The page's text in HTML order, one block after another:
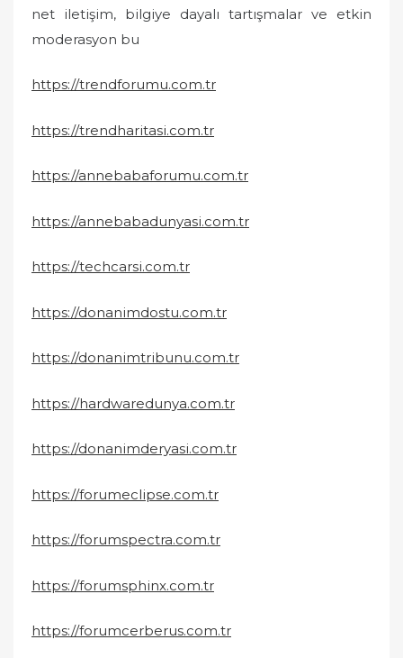
net iletişim, bilgiye dayalı tartışmalar ve etkin
moderasyon bu
https://trendforumu.com.tr
https://trendharitasi.com.tr
https://annebabaforumu.com.tr
https://annebabadunyasi.com.tr
https://techcarsi.com.tr
https://donanimdostu.com.tr
https://donanimtribunu.com.tr
https://hardwaredunya.com.tr
https://donanimderyasi.com.tr
https://forumeclipse.com.tr
https://forumspectra.com.tr
https://forumsphinx.com.tr
https://forumcerberus.com.tr